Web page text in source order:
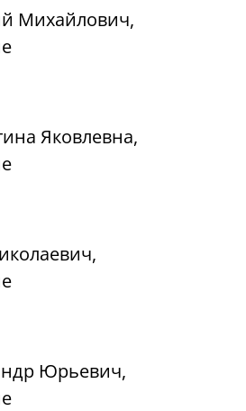
Михайлович,
Яковлевна,
Юрьевич,